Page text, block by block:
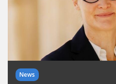
News